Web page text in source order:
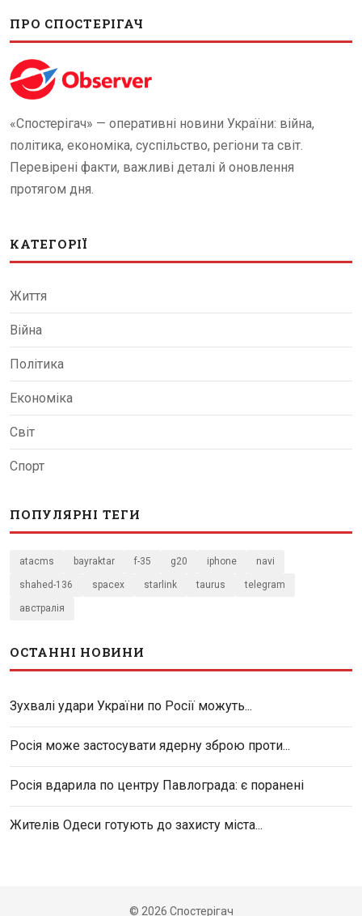
ПРО СПОСТЕРІГАЧ
«Спостерігач» — оперативні новини України: війна,
політика, економіка, суспільство, регіони та світ.
Перевірені факти, важливі деталі й оновлення
протягом дня.
КАТЕГОРІЇ
Життя
Війна
Політика
Економіка
Світ
Спорт
ПОПУЛЯРНІ ТЕГИ
atacms bayraktar f-35 g20 iphone navi
shahed-136 spacex starlink taurus telegram
австралія
ОСТАННІ НОВИНИ
Зухвалі удари України по Росії можуть...
Росія може застосувати ядерну зброю проти...
Росія вдарила по центру Павлограда: є поранені
Жителів Одеси готують до захисту міста...
© 2026 Спостерігач